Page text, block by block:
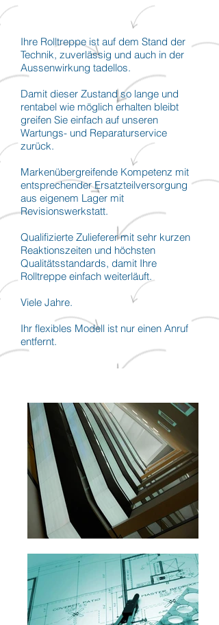
Ihre Rolltreppe ist auf dem Stand der
Technik, zuverlässig und auch in der
Aussenwirkung tadellos.
Damit dieser Zustand so lange und
rentabel wie möglich erhalten bleibt
greifen Sie einfach auf unseren
Wartungs- und Reparaturservice
zurück.
Markenübergreifende Kompetenz mit
entsprechender Ersatzteilversorgung
aus eigenem Lager mit
Revisionswerkstatt.
Qualifizierte Zulieferer mit sehr kurzen
Reaktionszeiten und höchsten
Qualitätsstandards, damit Ihre
Rolltreppe einfach weiterläuft.
Viele Jahre.
Ihr flexibles Modell ist nur einen Anruf
entfernt.